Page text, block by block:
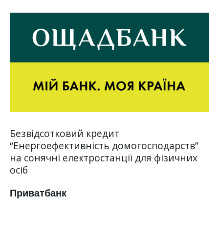
Безвідсотковий кредит
“Енергоефективність домогосподарств”
на сонячні електростанції для фізичних
осіб
Приватбанк